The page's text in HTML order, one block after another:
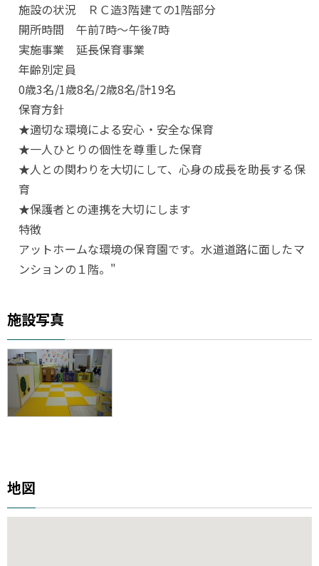
施設の状況 ＲＣ造3階建ての1階部分
開所時間 午前7時～午後7時
実施事業 延長保育事業
年齢別定員
0歳3名/1歳8名/2歳8名/計19名
保育方針
★適切な環境による安心・安全な保育
★一人ひとりの個性を尊重した保育
★人との関わりを大切にして、心身の成長を助長する保
育
★保護者との連携を大切にします
特徴
アットホームな環境の保育園です。水道道路に面したマ
ンションの１階。"
施設写真
地図